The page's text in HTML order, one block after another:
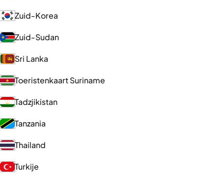
Zuid-Korea
Zuid-Sudan
Sri Lanka
Toeristenkaart Suriname
Tadzjikistan
Tanzania
Thailand
Turkije